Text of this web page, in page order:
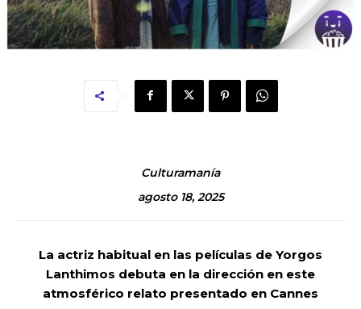
Culturamanía
agosto 18, 2025
La actriz habitual en las películas de Yorgos
Lanthimos debuta en la dirección en este
atmosférico relato presentado en Cannes